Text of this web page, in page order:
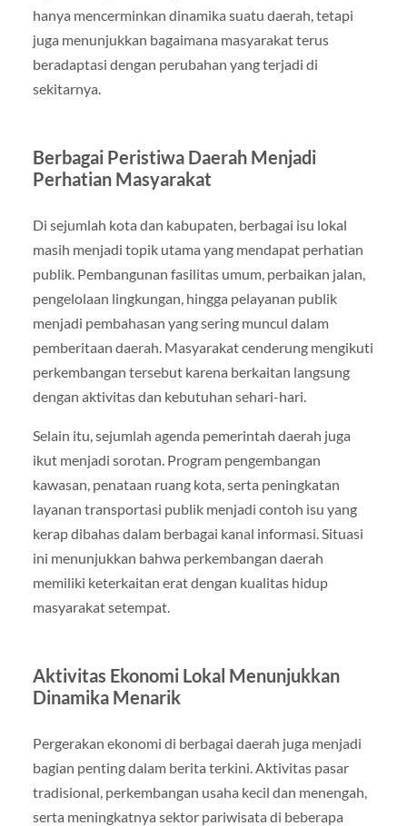
hanya mencerminkan dinamika suatu daerah, tetapi
juga menunjukkan bagaimana masyarakat terus
beradaptasi dengan perubahan yang terjadi di
sekitarnya.
Berbagai Peristiwa Daerah Menjadi
Perhatian Masyarakat
Di sejumlah kota dan kabupaten, berbagai isu lokal
masih menjadi topik utama yang mendapat perhatian
publik. Pembangunan fasilitas umum, perbaikan jalan,
pengelolaan lingkungan, hingga pelayanan publik
menjadi pembahasan yang sering muncul dalam
pemberitaan daerah. Masyarakat cenderung mengikuti
perkembangan tersebut karena berkaitan langsung
dengan aktivitas dan kebutuhan sehari-hari.
Selain itu, sejumlah agenda pemerintah daerah juga
ikut menjadi sorotan. Program pengembangan
kawasan, penataan ruang kota, serta peningkatan
layanan transportasi publik menjadi contoh isu yang
kerap dibahas dalam berbagai kanal informasi. Situasi
ini menunjukkan bahwa perkembangan daerah
memiliki keterkaitan erat dengan kualitas hidup
masyarakat setempat.
Aktivitas Ekonomi Lokal Menunjukkan
Dinamika Menarik
Pergerakan ekonomi di berbagai daerah juga menjadi
bagian penting dalam berita terkini. Aktivitas pasar
tradisional, perkembangan usaha kecil dan menengah,
serta meningkatnya sektor pariwisata di beberapa